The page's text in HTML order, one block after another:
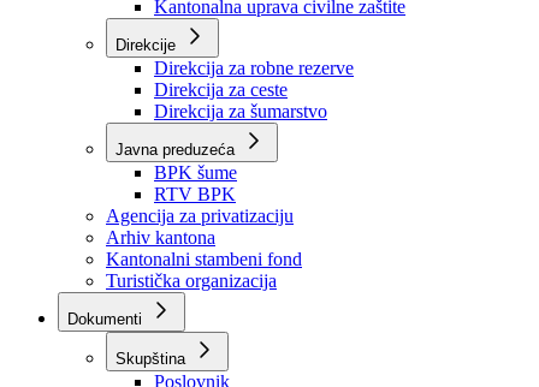
Kantonalna uprava za inspekcijske poslove
Kantonalna uprava civilne zaštite
Direkcije
Direkcija za robne rezerve
Direkcija za ceste
Direkcija za šumarstvo
Javna preduzeća
BPK šume
RTV BPK
Agencija za privatizaciju
Arhiv kantona
Kantonalni stambeni fond
Turistička organizacija